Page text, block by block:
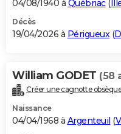
04/08/1940 à Québriac(
Décès
19/04/2026 à Périgueux(
William GODET (58
Créer une cagnotte
Naissance
04/04/1968 à Argenteuil (